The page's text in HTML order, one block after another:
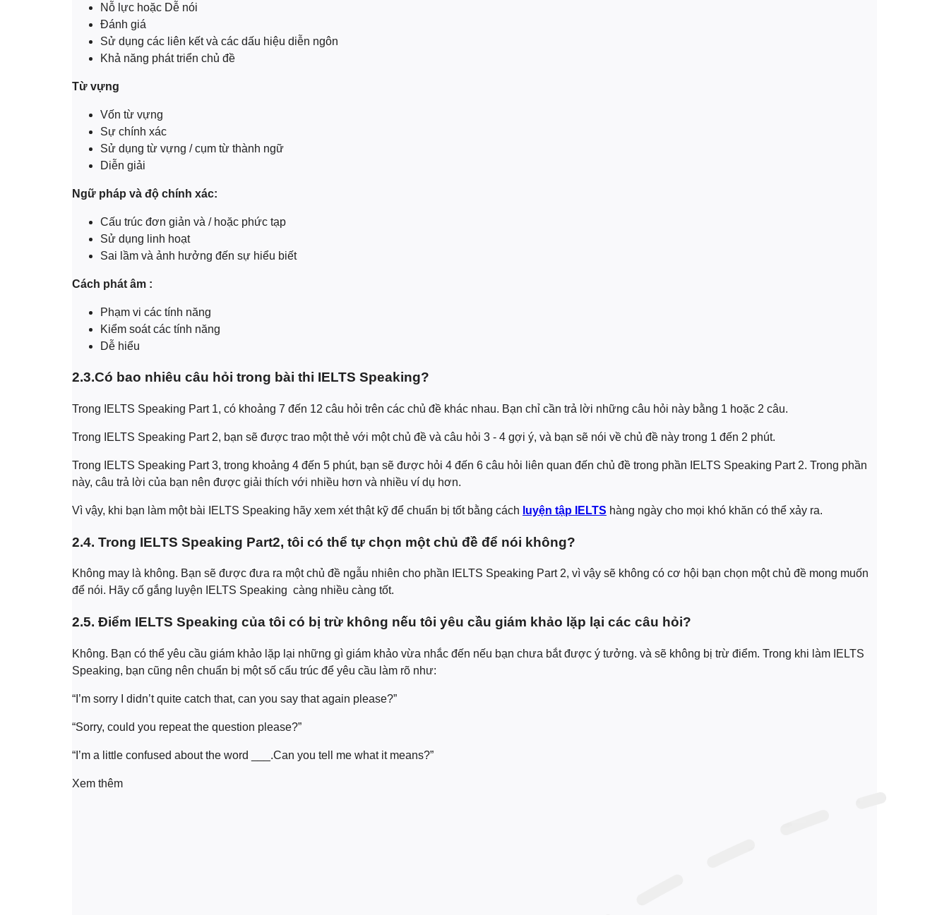
Nỗ lực hoặc Dễ nói
Đánh giá
Sử dụng các liên kết và các dấu hiệu diễn ngôn
Khả năng phát triển chủ đề
Từ vựng
Vốn từ vựng
Sự chính xác
Sử dụng từ vựng / cụm từ thành ngữ
Diễn giải
Ngữ pháp và độ chính xác:
Cấu trúc đơn giản và / hoặc phức tạp
Sử dụng linh hoạt
Sai lầm và ảnh hưởng đến sự hiểu biết
Cách phát âm :
Phạm vi các tính năng
Kiểm soát các tính năng
Dễ hiểu
2.3.Có bao nhiêu câu hỏi trong bài thi IELTS Speaking?
Trong IELTS Speaking Part 1, có khoảng 7 đến 12 câu hỏi trên các chủ đề khác nhau. Bạn chỉ cần trả lời những câu hỏi này bằng 1 hoặc 2 câu.
Trong IELTS Speaking Part 2, bạn sẽ được trao một thẻ với một chủ đề và câu hỏi 3 - 4 gợi ý, và bạn sẽ nói về chủ đề này trong 1 đến 2 phút.
Trong IELTS Speaking Part 3, trong khoảng 4 đến 5 phút, bạn sẽ được hỏi 4 đến 6 câu hỏi liên quan đến chủ đề trong phần IELTS Speaking Part 2. Trong phần
này, câu trả lời của bạn nên được giải thích với nhiều hơn và nhiều ví dụ hơn.
Vì vậy, khi bạn làm một bài IELTS Speaking hãy xem xét thật kỹ để chuẩn bị tốt bằng cách luyện tập IELTS hàng ngày cho mọi khó khăn có thể xảy ra.
2.4. Trong IELTS Speaking Part2, tôi có thể tự chọn một chủ đề để nói không?
Không may là không. Bạn sẽ được đưa ra một chủ đề ngẫu nhiên cho phần IELTS Speaking Part 2, vì vậy sẽ không có cơ hội bạn chọn một chủ đề mong muốn
để nói. Hãy cố gắng luyện IELTS Speaking càng nhiều càng tốt.
2.5. Điểm IELTS Speaking của tôi có bị trừ không nếu tôi yêu cầu giám khảo lặp lại các câu hỏi?
Không. Bạn có thể yêu cầu giám khảo lặp lại những gì giám khảo vừa nhắc đến nếu bạn chưa bắt được ý tưởng. và sẽ không bị trừ điểm. Trong khi làm IELTS
Speaking, bạn cũng nên chuẩn bị một số cấu trúc để yêu cầu làm rõ như:
“I’m sorry I didn’t quite catch that, can you say that again please?”
“Sorry, could you repeat the question please?”
“I’m a little confused about the word ___.Can you tell me what it means?”
Xem thêm